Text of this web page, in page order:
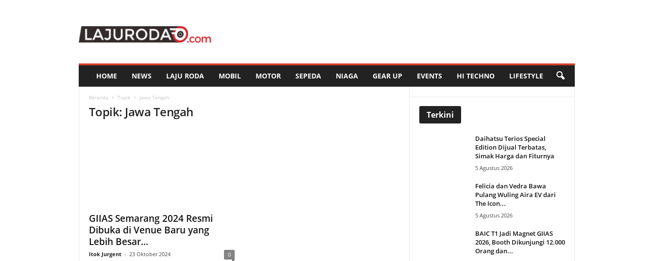
u
HOME NEWS LAJU RODA MOBIL MOTOR SEPEDA NIAGA GEAR UP EVENTS HI TECHNO LIFESTYLE
Beranda Topik Jawa Tengah
Topik: Jawa Tengah
GIIAS Semarang 2024 Resmi
Dibuka di Venue Baru yang
Lebih Besar...
Itok Jurgent - 23 Oktober 2024 0
Terkini
Daihatsu Terios Special
Edition Dijual Terbatas,
Simak Harga dan Fiturnya
5 Agustus 2026
Felicia dan Vedra Bawa
Pulang Wuling Aira EV dari
The Icon...
5 Agustus 2026
BAIC T1 Jadi Magnet GIIAS
2026, Booth Dikunjungi 12.000
Orang dan...